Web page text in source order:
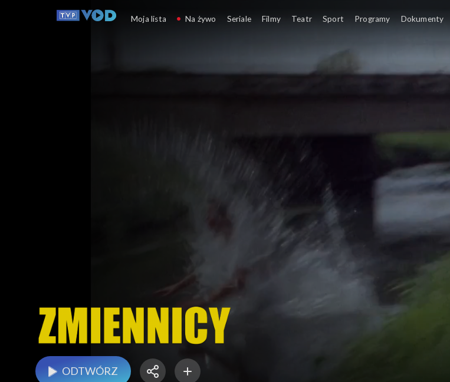
Zmiennicy
ODTWÓRZ
Moja lista Na żywo Seriale Filmy Teatr Sport Programy Dokumenty